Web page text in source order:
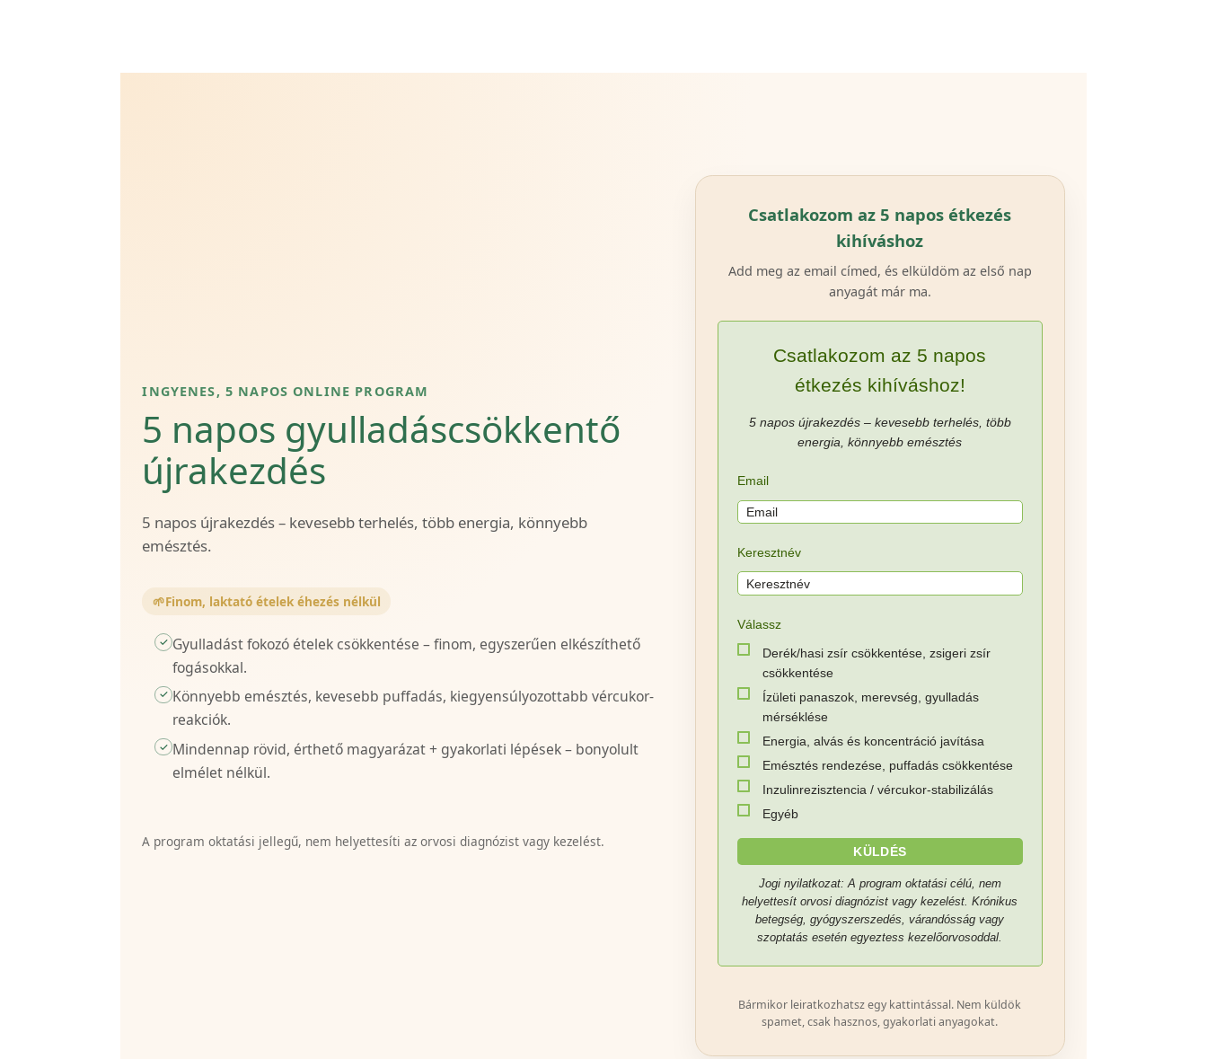
INGYENES, 5 NAPOS ONLINE PROGRAM
5 napos gyulladáscsökkentő
újrakezdés
5 napos újrakezdés – kevesebb terhelés, több energia, könnyebb
emésztés.
🌱Finom, laktató ételek éhezés nélkül
✓ Gyulladást fokozó ételek csökkentése – finom, egyszerűen elkészíthető
fogásokkal.
✓ Könnyebb emésztés, kevesebb puffadás, kiegyensúlyozottabb vércukor-
reakciók.
✓ Mindennap rövid, érthető magyarázat + gyakorlati lépések – bonyolult
elmélet nélkül.
A program oktatási jellegű, nem helyettesíti az orvosi diagnózist vagy kezelést.
Csatlakozom az 5 napos étkezés
kihíváshoz
Add meg az email címed, és elküldöm az első nap
anyagát már ma.
Csatlakozom az 5 napos
étkezés kihíváshoz!
5 napos újrakezdés – kevesebb terhelés, több
energia, könnyebb emésztés
Email
Keresztnév
Válassz
Derék/hasi zsír csökkentése, zsigeri zsír
csökkentése
Ízületi panaszok, merevség, gyulladás
mérséklése
Energia, alvás és koncentráció javítása
Emésztés rendezése, puffadás csökkentése
Inzulinrezisztencia / vércukor-stabilizálás
Egyéb
KÜLDÉS
Jogi nyilatkozat: A program oktatási célú, nem
helyettesít orvosi diagnózist vagy kezelést. Krónikus
betegség, gyógyszerszedés, várandósság vagy
szoptatás esetén egyeztess kezelőorvosoddal.
Bármikor leiratkozhatsz egy kattintással. Nem küldök
spamet, csak hasznos, gyakorlati anyagokat.